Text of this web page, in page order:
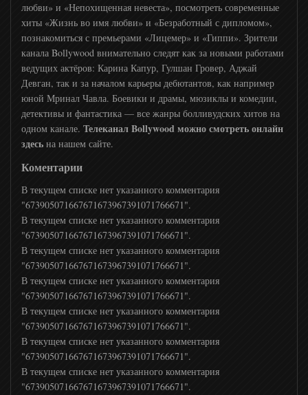
Охотник и рыболов
Viasat Nature
История
Animal Planet
National Geographic
Viasat History
Nat Geo Wild
любви» и «Непохищенная невеста», посмотреть современные
хиты «Жизнь во имя любви» и «Безработный с дипломом»,
познакомиться с премьерами «Лицемер» и «Гиппи». Зрители
канала Bollywood внимательно следят как за новыми работами
ведущих актёров: Карина Капур, Гулшан Гровер, Аджай
Девган, так и за началом карьеры дебютантов, как например
юной Мринал Чавла. Боевики и драмы, мюзиклы и комедии,
детективы и фантастика — все жанры болливудских хитов на
одном канале. Телеканал Bollywood можно смотреть онлайн
здесь на нашем сайте.
Коментарии
В текущем списке нет указанного комментария
"673905071667671673967391071766671".
В текущем списке нет указанного комментария
"673905071667671673967391071766671".
В текущем списке нет указанного комментария
"673905071667671673967391071766671".
В текущем списке нет указанного комментария
"673905071667671673967391071766671".
В текущем списке нет указанного комментария
"673905071667671673967391071766671".
В текущем списке нет указанного комментария
"673905071667671673967391071766671".
В текущем списке нет указанного комментария
"673905071667671673967391071766671".